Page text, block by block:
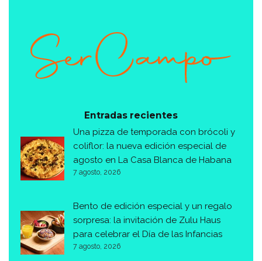
Entradas recientes
Una pizza de temporada con brócoli y
coliflor: la nueva edición especial de
agosto en La Casa Blanca de Habana
7 agosto, 2026
Bento de edición especial y un regalo
sorpresa: la invitación de Zulu Haus
para celebrar el Día de las Infancias
7 agosto, 2026